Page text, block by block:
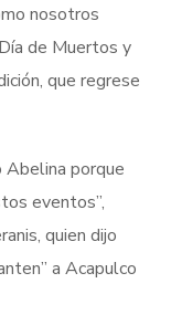
nosotros
de Muertos y
que regrese
Abelina porque
eventos”,
quien dijo
a Acapulco